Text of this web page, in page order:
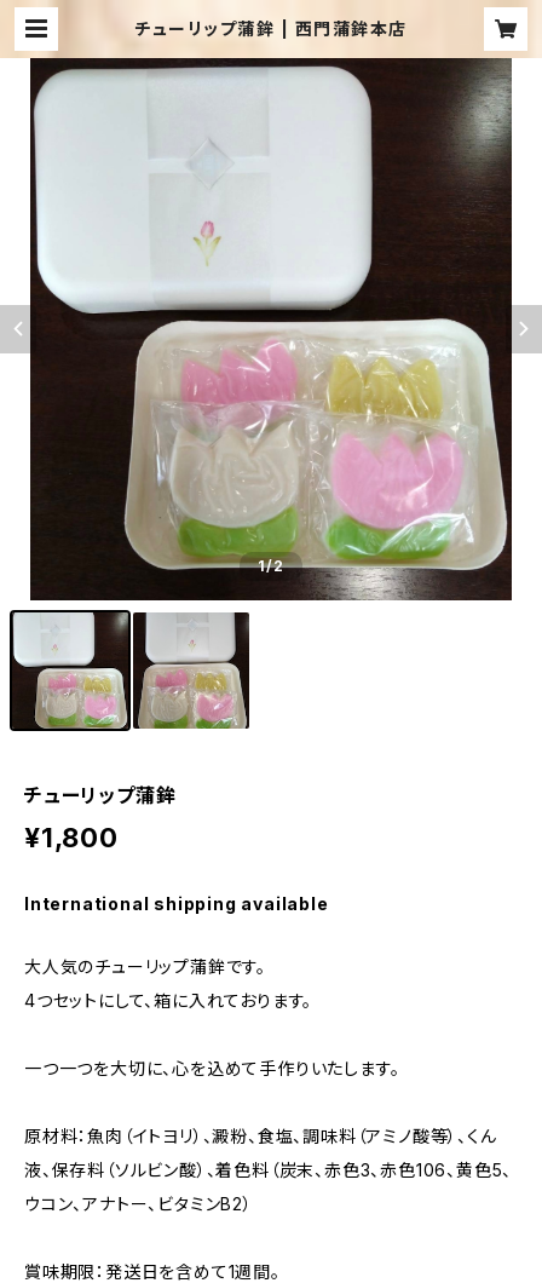
チューリップ蒲鉾 | 西門蒲鉾本店
1/2
チューリップ蒲鉾
¥1,800
International shipping available
大人気のチューリップ蒲鉾です。
4つセットにして、箱に入れております。
一つ一つを大切に、心を込めて手作りいたします。
原材料：魚肉（イトヨリ）、澱粉、食塩、調味料（アミノ酸等）、くん
液、保存料（ソルビン酸）、着色料（炭末、赤色3、赤色106、黄色5、
ウコン、アナトー、ビタミンB2）
賞味期限：発送日を含めて1週間。